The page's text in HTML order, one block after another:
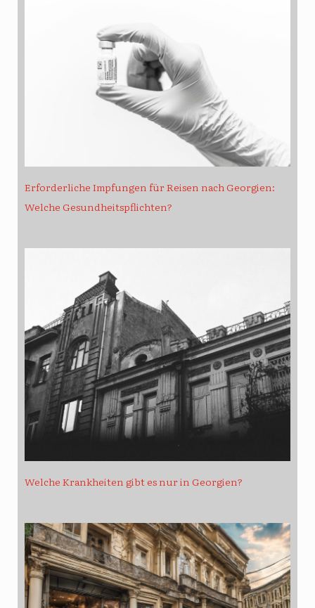
Erforderliche Impfungen für Reisen nach Georgien:
Welche Gesundheitspflichten?
Welche Krankheiten gibt es nur in Georgien?